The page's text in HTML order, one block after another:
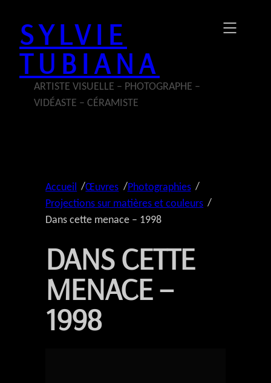
contenu
SYLVIE
TUBIANA
ARTISTE VISUELLE – PHOTOGRAPHE –
VIDÉASTE – CÉRAMISTE
Accueil /Œuvres /Photographies /
Projections sur matières et couleurs /
Dans cette menace – 1998
DANS CETTE
MENACE –
1998